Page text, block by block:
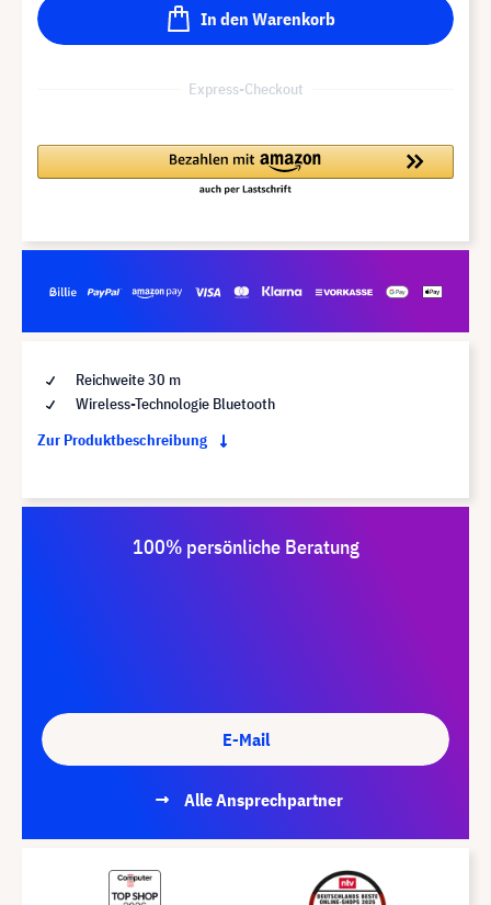
In den Warenkorb
Express-Checkout
Reichweite 30 m
Wireless-Technologie Bluetooth
Zur Produktbeschreibung
100% persönliche Beratung
E-Mail
Alle Ansprechpartner